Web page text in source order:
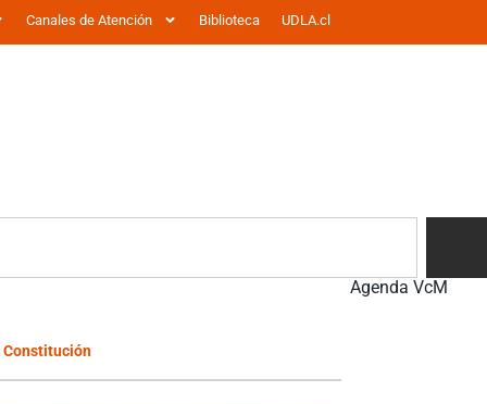
Canales de Atención Biblioteca UDLA.cl
Agenda VcM
Constitución